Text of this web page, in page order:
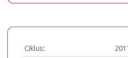
Ciklus: